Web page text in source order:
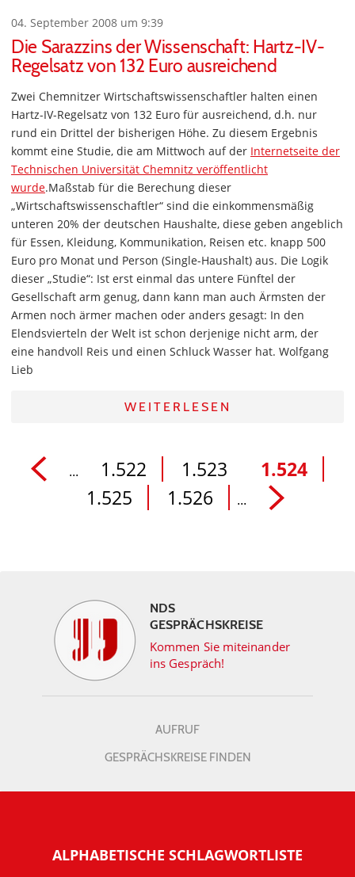
04. September 2008 um 9:39
Die Sarazzins der Wissenschaft: Hartz-IV-
Regelsatz von 132 Euro ausreichend
Zwei Chemnitzer Wirtschaftswissenschaftler halten einen
Hartz-IV-Regelsatz von 132 Euro für ausreichend, d.h. nur
rund ein Drittel der bisherigen Höhe. Zu diesem Ergebnis
kommt eine Studie, die am Mittwoch auf der Internetseite der
Technischen Universität Chemnitz veröffentlicht
wurde.Maßstab für die Berechung dieser
„Wirtschaftswissenschaftler“ sind die einkommensmäßig
unteren 20% der deutschen Haushalte, diese geben angeblich
für Essen, Kleidung, Kommunikation, Reisen etc. knapp 500
Euro pro Monat und Person (Single-Haushalt) aus. Die Logik
dieser „Studie“: Ist erst einmal das untere Fünftel der
Gesellschaft arm genug, dann kann man auch Ärmsten der
Armen noch ärmer machen oder anders gesagt: In den
Elendsvierteln der Welt ist schon derjenige nicht arm, der
eine handvoll Reis und einen Schluck Wasser hat. Wolfgang
Lieb
WEITERLESEN
... 1.522 1.523
1.524
1.525
1.526 ...
NDS
GESPRÄCHSKREISE
Kommen Sie miteinander
ins Gespräch!
AUFRUF
GESPRÄCHSKREISE FINDEN
ALPHABETISCHE SCHLAGWORTLISTE